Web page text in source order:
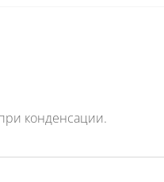
конденсации.